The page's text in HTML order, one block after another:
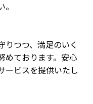
りつつ、満足のいく
めております。安心
ービスを提供いたし